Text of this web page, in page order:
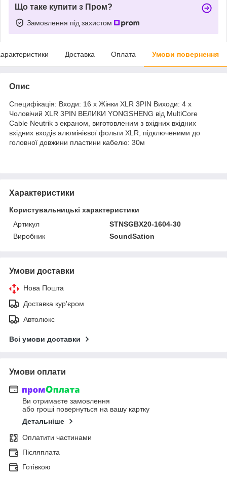
Що таке купити з Пром?
Замовлення під захистом
Доставка Оплата Умови повернення
Опис
Специфікація: Входи: 16 x Жінки XLR 3PIN Виходи: 4 x
Чоловічий XLR 3PIN ВЕЛИКИ YONGSHENG від MultiCore
Cable Neutrik з екраном, виготовленим з вхідних вхідних
вхідних входів алюмінієвої фольги XLR, підключеними до
головної довжини пластини кабелю: 30м
Характеристики
Користувальницькі характеристики
Артикул
STNSGBX20-1604-30
Виробник
SoundSation
Умови доставки
Нова Пошта
Доставка кур'єром
Автолюкс
Всі умови доставки
Умови оплати
Ви отримаєте замовлення
або гроші повернуться на вашу картку
Детальніше
Оплатити частинами
Післяплата
Готівкою